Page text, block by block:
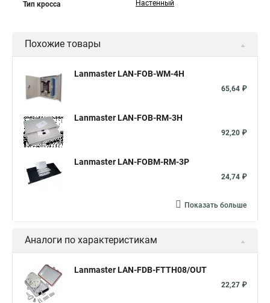
Тип кросса Настенный
Похожие товары
Lanmaster LAN-FOB-WM-4H
65,64 ₽
Lanmaster LAN-FOB-RM-3H
92,20 ₽
Lanmaster LAN-FOBM-RM-3P
24,74 ₽
Показать больше
Аналоги по характеристикам
Lanmaster LAN-FDB-FTTH08/OUT
22,27 ₽